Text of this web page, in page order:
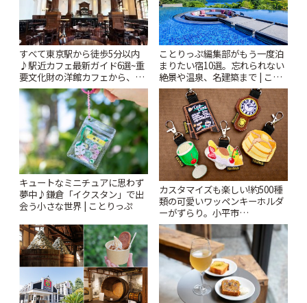
すべて東京駅から徒歩5分以内
♪駅近カフェ最新ガイド6選~重
要文化財の洋館カフェから、改
札すぐのレトロ喫茶まで~ | こと
りっぷ
ことりっぷ編集部がもう一度泊
まりたい宿10選。忘れられない
絶景や温泉、名建築まで | こと
りっぷ
キュートなミニチュアに思わず
夢中♪鎌倉「イクスタン」で出
会う小さな世界 | ことりっぷ
カスタマイズも楽しい!約500種
類の可愛いワッペンキーホルダ
ーがずらり。小平市
「Kimamaya T&K」 | ことりっ
ぷ